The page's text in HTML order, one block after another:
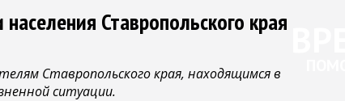
Ставропольского края
Ставропольского края, находящимся в
ситуации.